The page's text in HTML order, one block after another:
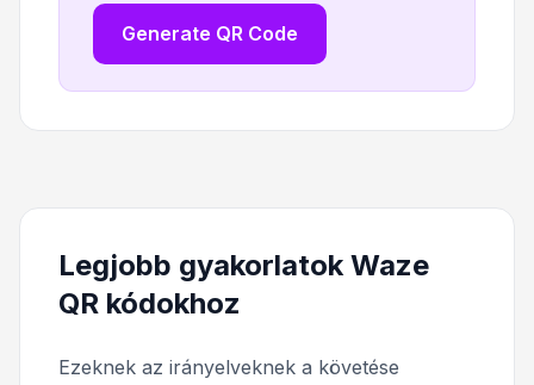
Generate QR Code
Legjobb gyakorlatok Waze
QR kódokhoz
Ezeknek az irányelveknek a követése